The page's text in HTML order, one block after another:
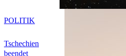
Tschechien
beendet
POLITIK